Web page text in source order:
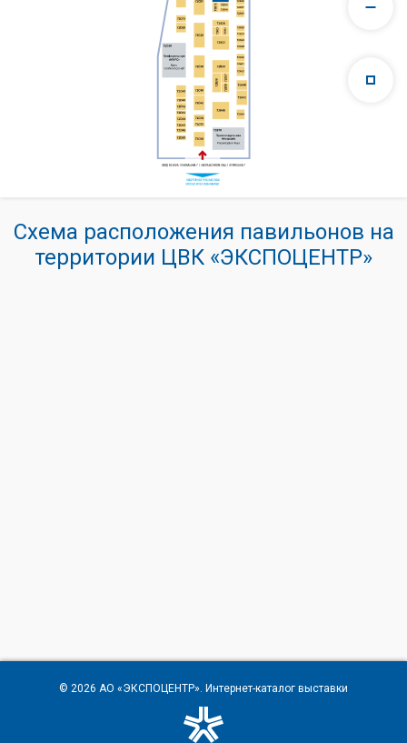
Схема расположения павильонов на
территории ЦВК «ЭКСПОЦЕНТР»
© 2026 АО «ЭКСПОЦЕНТР». Интернет-каталог выставки